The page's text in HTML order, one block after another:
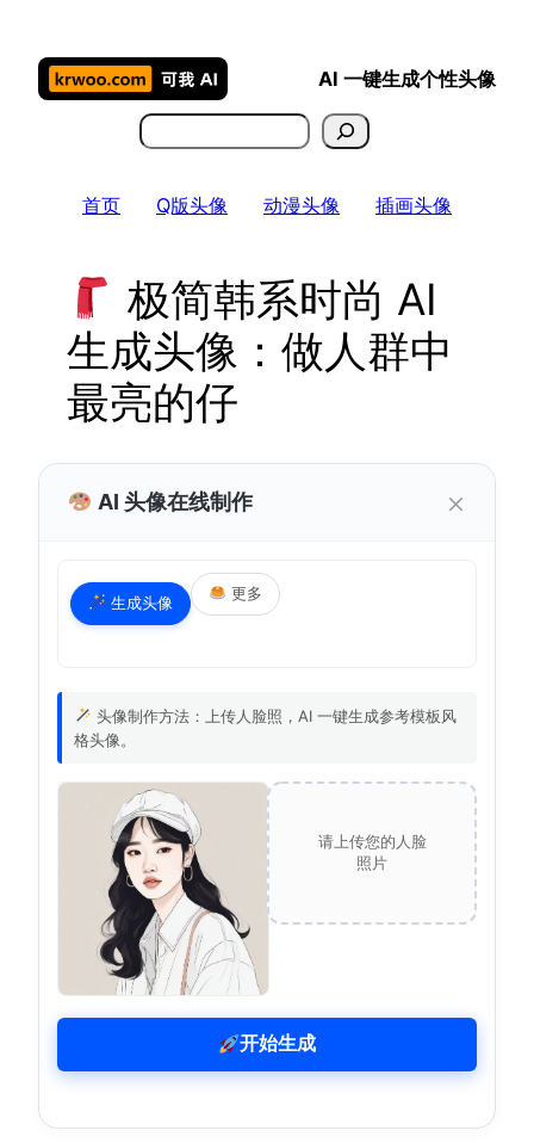
AI 一键生成个性头像
搜
索
首页 Q版头像 动漫头像 插画头像
极简韩系时尚 AI
生成头像：做人群中
最亮的仔
AI 头像在线制作 ×
生成头像
更多
头像制作方法：上传人脸照，AI 一键生成参考模板风
格头像。
请上传您的人脸
照片
开始生成